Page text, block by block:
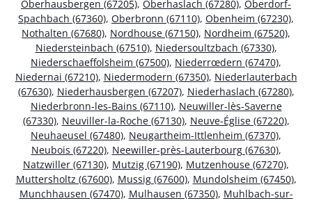
Oberhausbergen (67205), Oberhaslach (67280), Oberdorf-
Spachbach (67360), Oberbronn (67110), Obenheim (67230),
Nothalten (67680), Nordhouse (67150), Nordheim (67520),
Niedersteinbach (67510), Niedersoultzbach (67330),
Niederschaeffolsheim (67500), Niederrœdern (67470),
Niedernai (67210), Niedermodern (67350), Niederlauterbach
(67630), Niederhausbergen (67207), Niederhaslach (67280),
Niederbronn-les-Bains (67110), Neuwiller-lès-Saverne
(67330), Neuviller-la-Roche (67130), Neuve-Église (67220),
Neuhaeusel (67480), Neugartheim-Ittlenheim (67370),
Neubois (67220), Neewiller-près-Lauterbourg (67630),
Natzwiller (67130), Mutzig (67190), Mutzenhouse (67270),
Muttersholtz (67600), Mussig (67600), Mundolsheim (67450),
Munchhausen (67470), Mulhausen (67350), Muhlbach-sur-